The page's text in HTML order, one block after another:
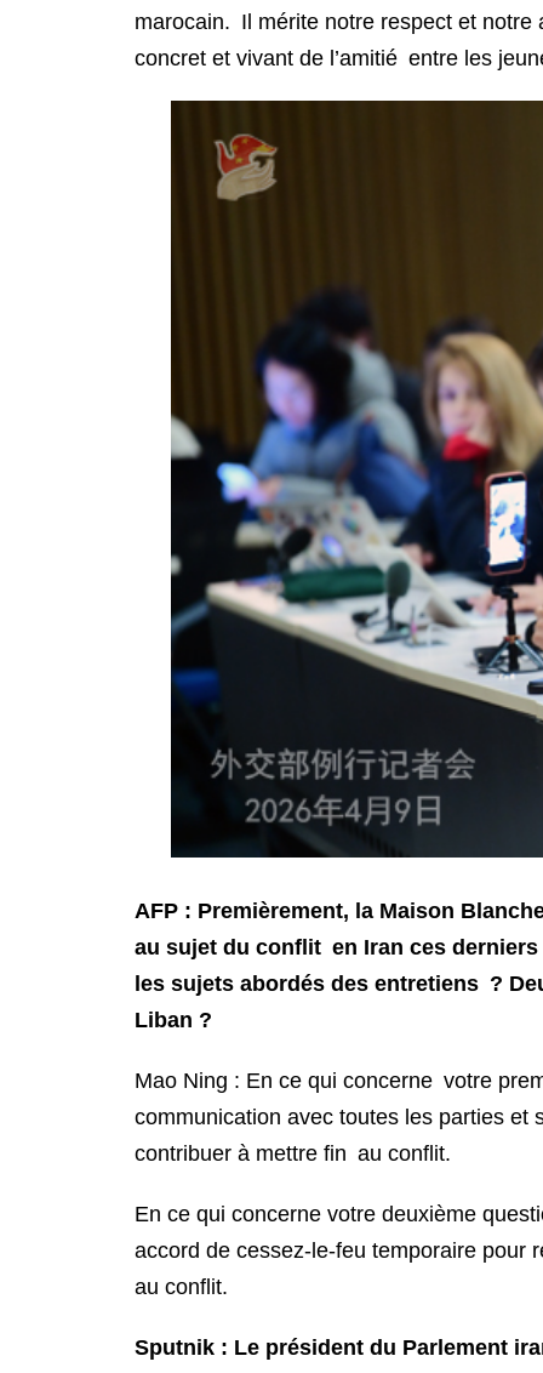
marocain. Il mérite notre respect et notre
concret et vivant de l’amitié entre les
AFP : Premièrement, la Maison
au sujet du conflit en Iran ces
les sujets abordés des entretiens ?
Liban ?
Mao Ning : En ce qui concerne votre
communication avec toutes les parties et
contribuer à mettre fin au conflit.
En ce qui concerne votre deuxième
accord de cessez-le-feu temporaire
au conflit.
Sputnik : Le président du Parlement